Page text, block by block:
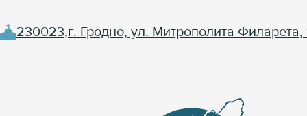
230023,г. Гродно, ул. Митрополита Филарета,